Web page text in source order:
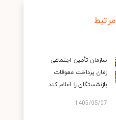
مرتبط
سازمان تأمین اجتماعی
زمان پرداخت معوقات
بازنشستگان را اعلام کند
1405/05/07